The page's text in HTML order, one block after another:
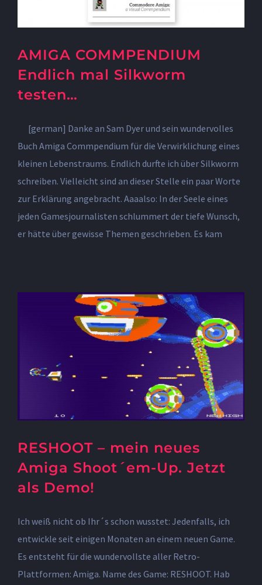
AMIGA COMMPENDIUM
Endlich mal Silkworm
testen…
[german] Danke an Sam Dyer und sein wundervolles
Buch Amiga Commpendium für die Verwirklichung eines
kleinen Lebenstraums. Endlich durfte ich über Silkworm
schreiben. Vielleicht sind an dieser Stelle ein paar Worte
zur Erklärung angebracht. Aaaalso: In der Seele eines
jeden Gamesjournalisten schlummert der tiefe Wunsch,
er hätte über gewisse Themen geschrieben. Es kam
RESHOOT – mein neues
als Demo!
RESHOOT – mein neues
Amiga Shoot´em-Up. Jetzt
als Demo!
Ich weiß nicht ob Ihr´s schon wusstet: Jedenfalls, ich
entwickle seit einigen Monaten an einem neuen Game.
Es entsteht für die wundervollste aller Retro-
Plattformen: Amiga. Name des Game: RESHOOT. Hab